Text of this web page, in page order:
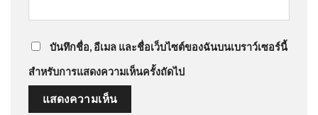
บันทึกชื่อ, อีเมล และชื่อเว็บไซต์ของฉันบนเบราว์เซอร์นี้
สำหรับการแสดงความเห็นครั้งถัดไป